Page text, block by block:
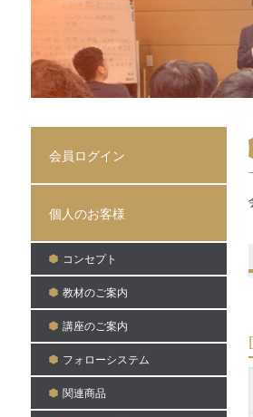
会員ログイン
個人のお客様
コンセプト
教材のご案内
講座のご案内
フォローシステム
関連商品